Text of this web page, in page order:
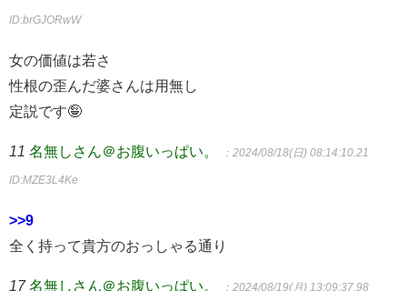
ID:brGJORwW
女の価値は若さ
性根の歪んだ婆さんは用無し
定説です🤪
11 名無しさん＠お腹いっぱい。 ：2024/08/18(日) 08:14:10.21
ID:MZE3L4Ke
>>9
全く持って貴方のおっしゃる通り
17 名無しさん＠お腹いっぱい。 ：2024/08/19(月) 13:09:37.98